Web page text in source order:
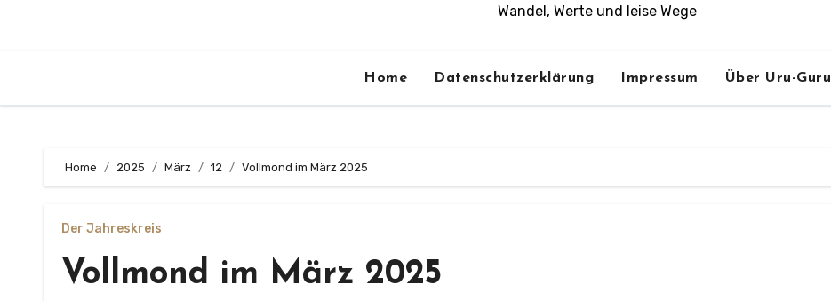
Wandel, Werte und leise Wege
Home Datenschutzerklärung Impressum Über Uru-Guru
Home 2025 März 12 Vollmond im März 2025
Der Jahreskreis
Vollmond im März 2025